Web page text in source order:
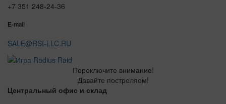
+7 351 248-24-36
E-mail
SALE@RSI-LLC.RU
Переключите внимание!
Давайте постреляем!
Центральный офис и склад